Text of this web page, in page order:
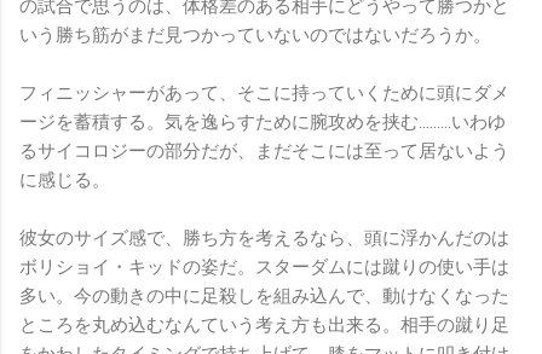
の試合で思うのは、体格差のある相手にどうやって勝つかと
いう勝ち筋がまだ見つかっていないのではないだろうか。
フィニッシャーがあって、そこに持っていくために頭にダメ
ージを蓄積する。気を逸らすために腕攻めを挟む………いわゆ
るサイコロジーの部分だが、まだそこには至って居ないよう
に感じる。
彼女のサイズ感で、勝ち方を考えるなら、頭に浮かんだのは
ボリショイ・キッドの姿だ。スターダムには蹴りの使い手は
多い。今の動きの中に足殺しを組み込んで、動けなくなった
ところを丸め込むなんていう考え方も出来る。相手の蹴り足